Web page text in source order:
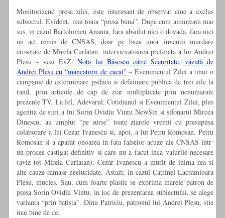
Monitorizand presa zilei, este interesant de observat cine a exclus
subiectul. Evident, mai toata “presa buna”. Dupa cum aminteam mai
sus, in cazul Bartolomeu Anania, fara absolut nici o dovada, fara nici
un act remis de CNSAS, doar pe baza unor inventii murdare
crosetate de Mirela Curlatan, intervievatoarea preferata a lui Andrei
Plesu – vezi EvZ:Nota lui Băsescu către Securitate, văzută de
Andrei Pleșu cu “mancatorii de cacat”– Evenimentul Zilei a tinut o
campanie de exterminare psihica si defaimare publica de trei zile la
rand, prin articole de cap de ziar multiplicate prin nenumarate
prezente TV. La fel, Adevarul, Cotidianul si Evenimentul Zilei, plus
agentia de stiri a lui Sorin Ovidiu Vintu NewSin si sifonarul Mircea
Dinescu, au umplut “pe surse” toate ziarele vremii cu presupusa
colaborare a lui Cezar Ivanescu si, apoi, a lui Petru Romosan. Petru
Romosan si-a aparat onoarea in fata falselor acuze ale CNSAS intr-
un proces castigat definitiv si care nu a facut inca valurile necesare
(aviz tot Mirela Curlatan). Cezar Ivanescu a murit de inima rea si
alte cauze ramase neelucidate. Astazi, in cazul Catrinel Lacramioara
Plesu, mucles. Sau, cum foarte plastic se exprima marele patron de
presa Sorin Ovidiu Vintu, in loc de prezentarea subiectului, se alege
varianta “prin batista”. Dinu Patriciu, patronul lui Andrei Plesu, stie
mai bine de ce.